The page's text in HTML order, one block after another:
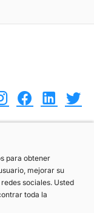
para obtener
mejorar su
sociales. Usted
toda la
para obtener
mejorar su
sociales. Usted
toda la
info@motoreto.com